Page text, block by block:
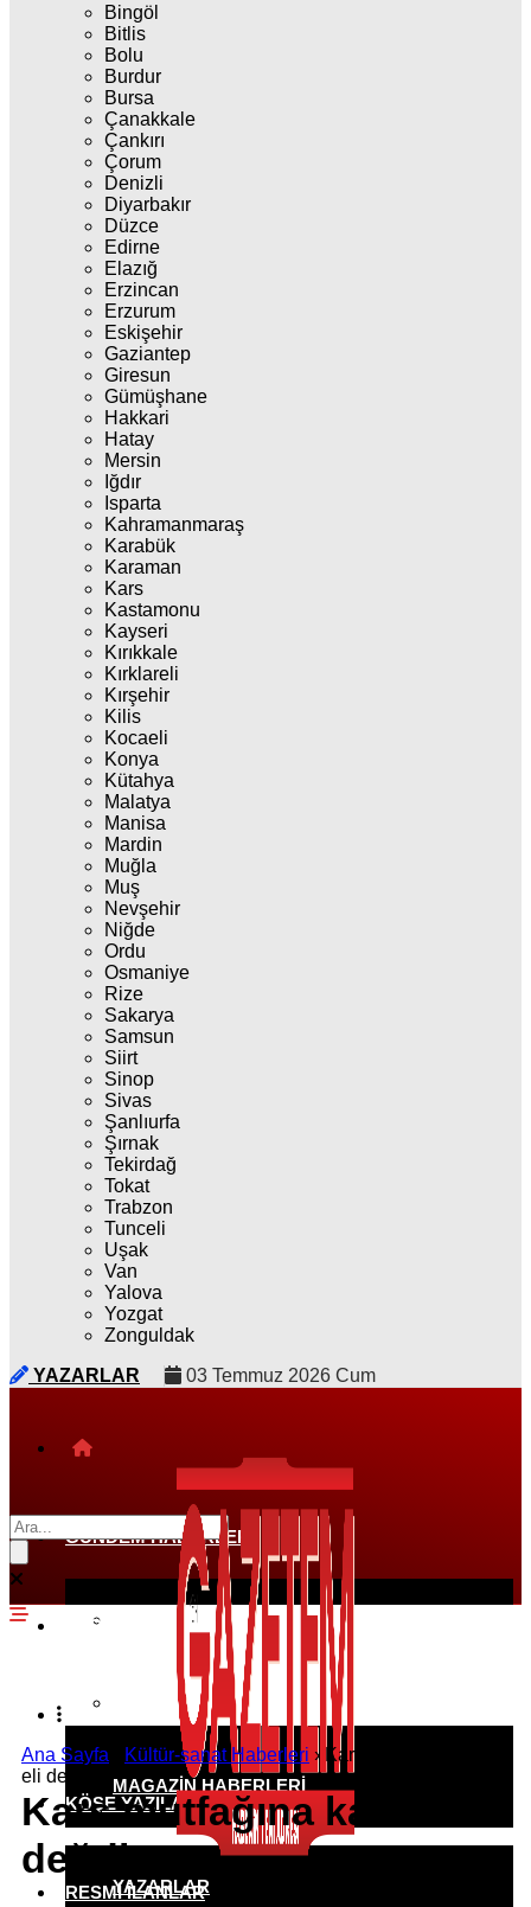
Bingöl
Bitlis
Bolu
Burdur
Bursa
Çanakkale
Çankırı
Çorum
Denizli
Diyarbakır
Düzce
Edirne
Elazığ
Erzincan
Erzurum
Eskişehir
Gaziantep
Giresun
Gümüşhane
Hakkari
Hatay
Mersin
Iğdır
Isparta
Kahramanmaraş
Karabük
Karaman
Kars
Kastamonu
Kayseri
Kırıkkale
Kırklareli
Kırşehir
Kilis
Kocaeli
Konya
Kütahya
Malatya
Manisa
Mardin
Muğla
Muş
Nevşehir
Niğde
Ordu
Osmaniye
Rize
Sakarya
Samsun
Siirt
Sinop
Sivas
Şanlıurfa
Şırnak
Tekirdağ
Tokat
Trabzon
Tunceli
Uşak
Van
Yalova
Yozgat
Zonguldak
YAZARLAR
03 Temmuz 2026 Cum
GÜNDEM HABERLERI
EKONOMI HABERLERI
POLITIKA HABERLERI
MAGAZIN HABERLERI
SPOR HABERLERI
RÖPORTAJLAR
KÖŞE YAZILARI
YAZARLAR
RESMI İLANLAR
Ana Sayfa Kültür-sanat Haberleri ›
Kars mutfağına kadın
eli değdi
Kars mutfağına kadın eli
değdi